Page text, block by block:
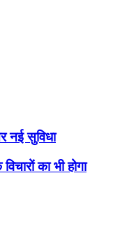
नई सुविधा
का भी होगा